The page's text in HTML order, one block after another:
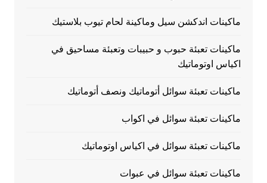
ماكينات اندكشن سيل وماكينة لحام تيوب بلاستيك
ماكينات تعبئة حبوب و حبيبات وتعبئة مساحيق في
اكياس اوتوماتيك
ماكينات تعبئة سوائل أتوماتيك ونصف أتوماتيك
ماكينات تعبئة سوائل في اكواب
ماكينات تعبئة سوائل في اكياس اوتوماتيك
ماكينات تعبئة سوائل في عبوات